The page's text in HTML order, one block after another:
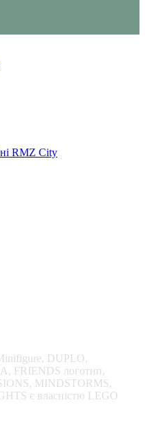
RMZ City
DUPLO,
FRIENDS логотип,
MINDSTORMS,
є власністю LEGO